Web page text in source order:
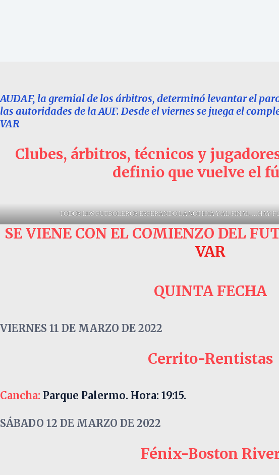
AUDAF, la gremial de los árbitros, determinó levantar el
las autoridades de la AUF. Desde el viernes se juega el
VAR
Clubes, árbitros, técnicos y
definio que vuelve el
TODOS LOS FUTBOLEROS ESPERANDO LA NOTICIA Y AL FINAL …HAY
SE VIENE CON EL COMIENZO DEL
VAR
QUINTA FECHA
VIERNES 11 DE MARZO DE 2022
Cerrito-Rentistas
Cancha: Parque Palermo. Hora: 19:15.
SÁBADO 12 DE MARZO DE 2022
Fénix-Boston